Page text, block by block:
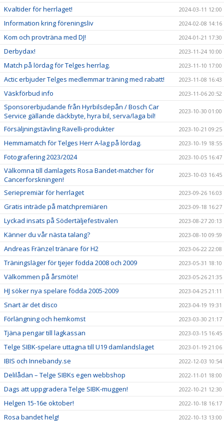
Kvaltider för herrlaget! 2024-03-11 12:00
Information kring föreningsliv 2024-02-08 14:16
Kom och provträna med DJ! 2024-01-21 17:30
Derbydax! 2023-11-24 10:00
Match på lördag för Telges herrlag. 2023-11-10 17:00
Actic erbjuder Telges medlemmar träning med rabatt! 2023-11-08 16:43
Väskförbud info 2023-11-06 20:52
Sponsorerbjudande från Hyrbilsdepån / Bosch Car
Service gällande däckbyte, hyra bil, serva/laga bil!
2023-10-30 01:00
Försäljningstävling Ravelli-produkter 2023-10-21 09:25
Hemmamatch för Telges Herr A-lag på lördag. 2023-10-19 18:55
Fotografering 2023/2024 2023-10-05 16:47
Välkomna till damlagets Rosa Bandet-matcher för
Cancerforskningen!
2023-10-03 16:45
Seriepremiär för herrlaget 2023-09-26 16:03
Gratis inträde på matchpremiären 2023-09-18 16:27
Lyckad insats på Södertäljefestivalen 2023-08-27 20:13
Känner du vår nästa talang? 2023-08-10 09:59
Andreas Fränzel tränare för H2 2023-06-22 22:08
Träningsläger för tjejer födda 2008 och 2009 2023-05-31 18:10
Välkommen på årsmöte! 2023-05-26 21:35
HJ söker nya spelare födda 2005-2009 2023-04-25 21:11
Snart är det disco 2023-04-19 19:31
Förlängning och hemkomst 2023-03-30 21:17
Tjäna pengar till lagkassan 2023-03-15 16:45
Telge SIBK-spelare uttagna till U19 damlandslaget 2023-01-19 21:06
IBIS och Innebandy.se 2022-12-03 10:54
Delilådan – Telge SIBKs egen webbshop 2022-11-01 18:00
Dags att uppgradera Telge SIBK-muggen! 2022-10-21 12:30
Helgen 15-16e oktober! 2022-10-18 16:17
Rosa bandet helg! 2022-10-13 13:00